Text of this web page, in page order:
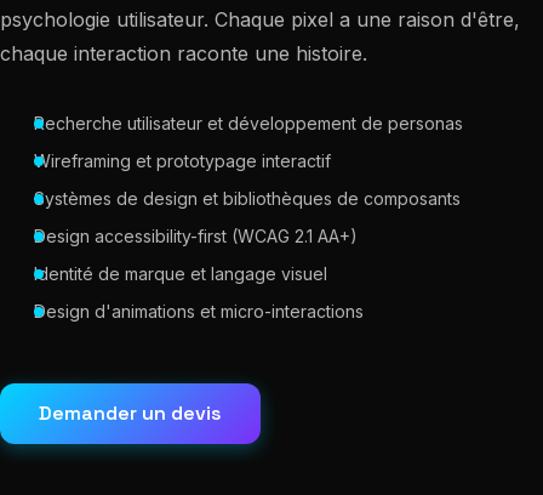
psychologie utilisateur. Chaque pixel a une raison d'être,
chaque interaction raconte une histoire.
Recherche utilisateur et développement de personas
Wireframing et prototypage interactif
Systèmes de design et bibliothèques de composants
Design accessibility-first (WCAG 2.1 AA+)
Identité de marque et langage visuel
Design d'animations et micro-interactions
Demander un devis